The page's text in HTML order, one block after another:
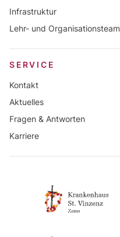
Infrastruktur
Lehr- und Organisationsteam
SERVICE
Kontakt
Aktuelles
Fragen & Antworten
Karriere